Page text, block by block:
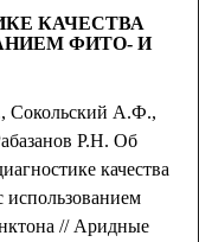
КАЧЕСТВА
ФИТО- И
Сокольский А.Ф.,
Р.Н. Об
качества
использованием
// Аридные